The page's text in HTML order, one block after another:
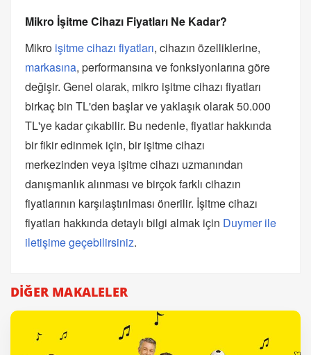
Mikro İşitme Cihazı Fiyatları Ne Kadar?
Mikro işitme cihazı fiyatları, cihazın özelliklerine,
markasına, performansına ve fonksiyonlarına göre
değişir. Genel olarak, mikro işitme cihazı fiyatları
birkaç bin TL'den başlar ve yaklaşık olarak 50.000
TL'ye kadar çıkabilir. Bu nedenle, fiyatlar hakkında
bir fikir edinmek için, bir işitme cihazı
merkezinden veya işitme cihazı uzmanından
danışmanlık alınması ve birçok farklı cihazın
fiyatlarının karşılaştırılması önerilir. İşitme cihazı
fiyatları hakkında detaylı bilgi almak için Duymer ile
iletişime geçebilirsiniz.
DİĞER MAKALELER